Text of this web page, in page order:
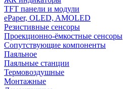
TFT панели и модули
ePaper, OLED, AMOLED
Резистивные сенсоры
Проекционно-ёмкостные сенсоры
Сопутствующие компоненты
Паяльное
Паяльные станции
Термовоздушные
Монтажные